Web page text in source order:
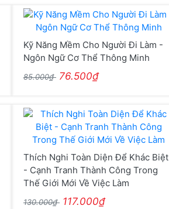
Kỹ Năng Mềm Cho Người Đi Làm -
Ngôn Ngữ Cơ Thể Thông Minh
85.000₫ 76.500₫
Thích Nghi Toàn Diện Để Khác Biệt
- Cạnh Tranh Thành Công Trong
Thế Giới Mới Về Việc Làm
130.000₫ 117.000₫